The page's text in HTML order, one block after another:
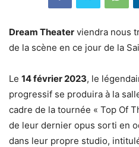
Dream Theater viendra nous
de la scène en ce jour de la
Le 14 février 2023, le
progressif se produira à la
cadre de la tournée « Top Of
de leur dernier opus sorti en
dans leur propre studio,